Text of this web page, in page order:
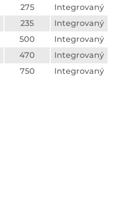
275
Integrovaný
235
Integrovaný
500
Integrovaný
470
Integrovaný
750 Integrovaný